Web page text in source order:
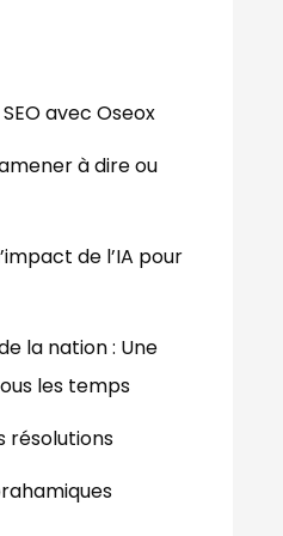
avec Oseox
à dire ou
de l’IA pour
la nation : Une
les temps
résolutions